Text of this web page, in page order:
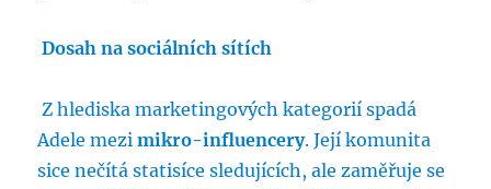
Dosah na sociálních sítích
Z hlediska marketingových kategorií spadá
Adele mezimikro-influencery. Její komunita
sice nečítá statisíce sledujících, ale zaměřuje se